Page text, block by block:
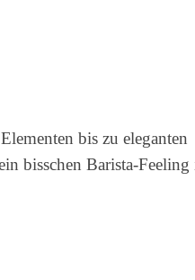
bis zu eleganten
bisschen Barista-Feeling